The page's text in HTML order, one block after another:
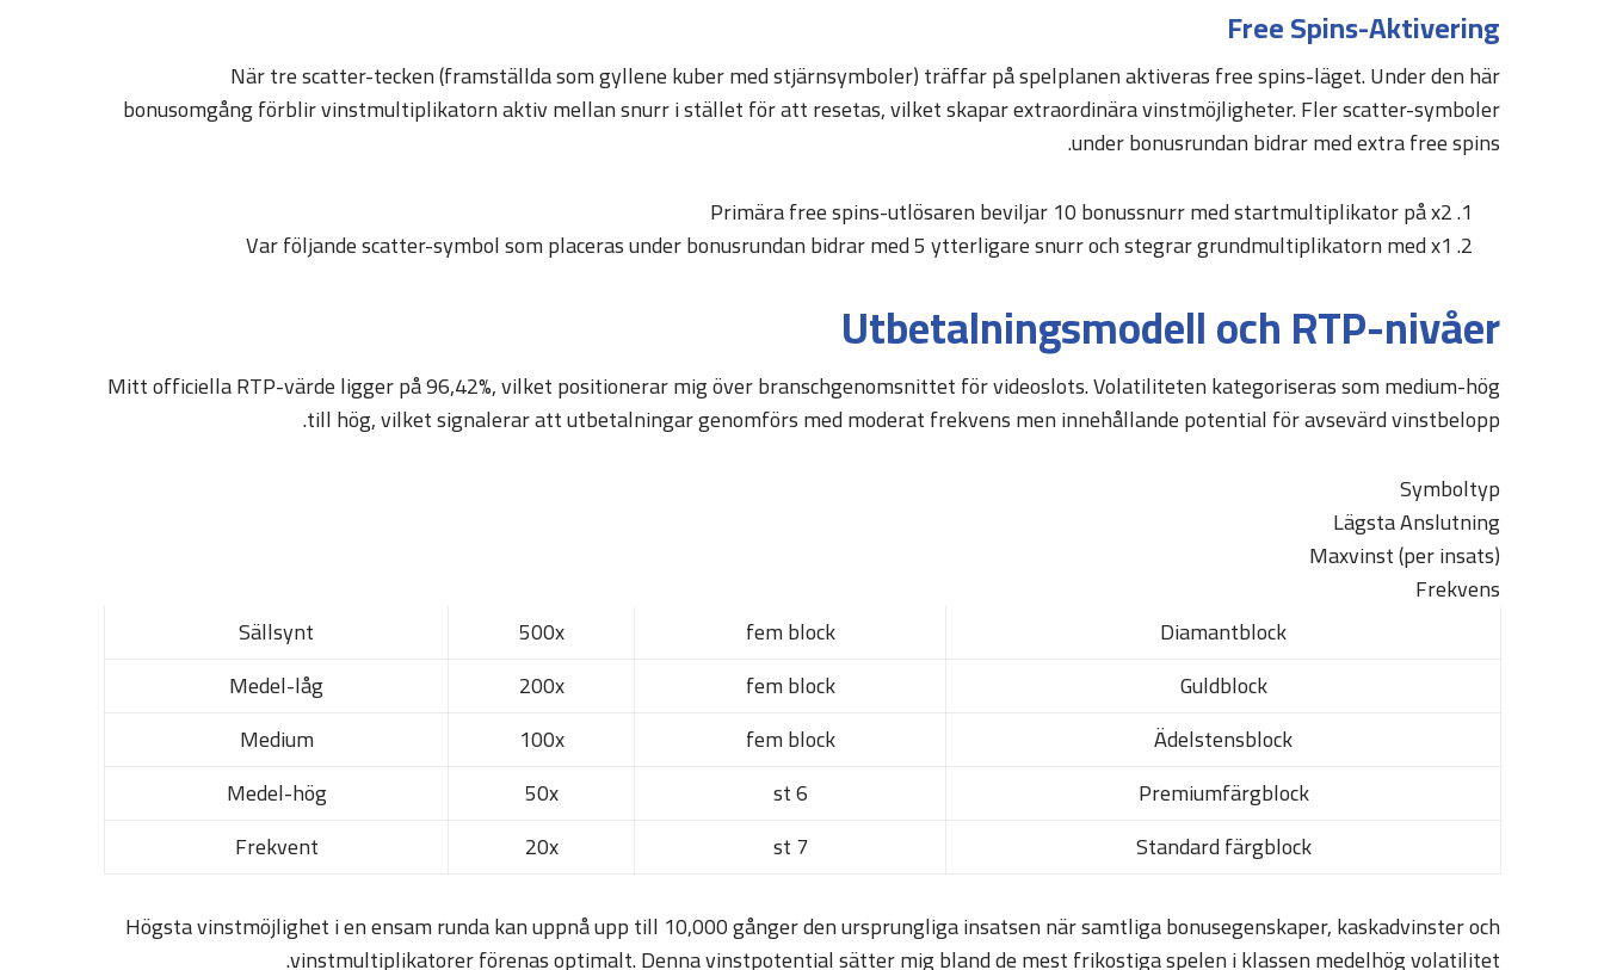
Free Spins-Aktivering
När tre scatter-tecken (framställda som gyllene kuber med stjärnsymboler) träffar på spelplanen aktiveras free spins-läget. Under den här
bonusomgång förblir vinstmultiplikatorn aktiv mellan snurr i stället för att resetas, vilket skapar extraordinära vinstmöjligheter. Fler scatter-symboler
under bonusrundan bidrar med extra free spins.
Primära free spins-utlösaren beviljar 10 bonussnurr med startmultiplikator på x2
Var följande scatter-symbol som placeras under bonusrundan bidrar med 5 ytterligare snurr och stegrar grundmultiplikatorn med x1
Utbetalningsmodell och RTP-nivåer
Mitt officiella RTP-värde ligger på 96,42%, vilket positionerar mig över branschgenomsnittet för videoslots. Volatiliteten kategoriseras som medium-hög
till hög, vilket signalerar att utbetalningar genomförs med moderat frekvens men innehållande potential för avsevärd vinstbelopp.
Symboltyp
Lägsta Anslutning
Maxvinst (per insats)
Frekvens
Diamantblock
fem block
500x
Sällsynt
Guldblock
fem block
200x
Medel-låg
Ädelstensblock
fem block
100x
Medium
Premiumfärgblock
6 st
50x
Medel-hög
Standard färgblock
7 st
20x
Frekvent
Högsta vinstmöjlighet i en ensam runda kan uppnå upp till 10,000 gånger den ursprungliga insatsen när samtliga bonusegenskaper, kaskadvinster och
vinstmultiplikatorer förenas optimalt. Denna vinstpotential sätter mig bland de mest frikostiga spelen i klassen medelhög volatilitet.